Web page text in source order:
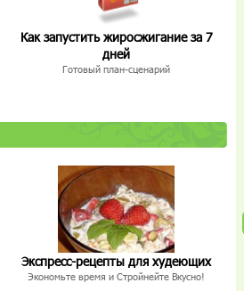
Как запустить жиросжигание за 7
дней
Готовый план-сценарий
Экспресс-рецепты для худеющих
Экономьте время и Стройнейте Вкусно!